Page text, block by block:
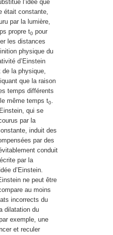
l’idée que
était constante,
par la lumière,
propre t0 pour
les distances
physique du
d’Einstein
la physique,
que la raison
temps différents
même temps t0.
qui se
par la
induit des
par des
conduit
par la
d’Einstein.
ne peut être
au moins
incorrects du
dilatation du
exemple, une
et reculer